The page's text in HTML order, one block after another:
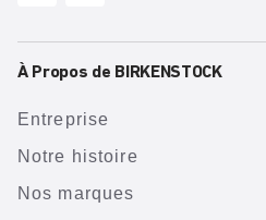
À Propos de BIRKENSTOCK
Entreprise
Notre histoire
Nos marques